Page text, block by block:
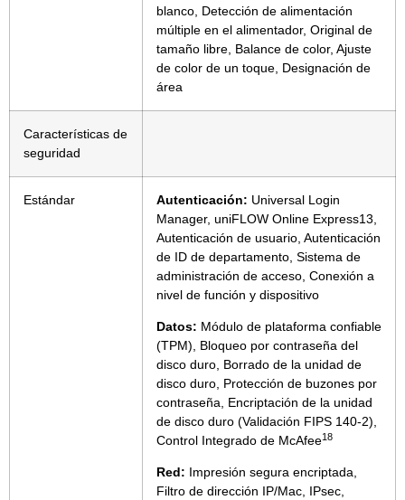
blanco, Detección de alimentación
múltiple en el alimentador, Original de
tamaño libre, Balance de color, Ajuste
de color de un toque, Designación de
área
Características de
seguridad
Estándar Autenticación: Universal Login
Manager, uniFLOW Online Express13,
Autenticación de usuario, Autenticación
de ID de departamento, Sistema de
administración de acceso, Conexión a
nivel de función y dispositivo
Datos: Módulo de plataforma confiable
(TPM), Bloqueo por contraseña del
disco duro, Borrado de la unidad de
disco duro, Protección de buzones por
contraseña, Encriptación de la unidad
de disco duro (Validación FIPS 140-2),
Control Integrado de McAfee18
Red: Impresión segura encriptada,
Filtro de dirección IP/Mac, IPsec,